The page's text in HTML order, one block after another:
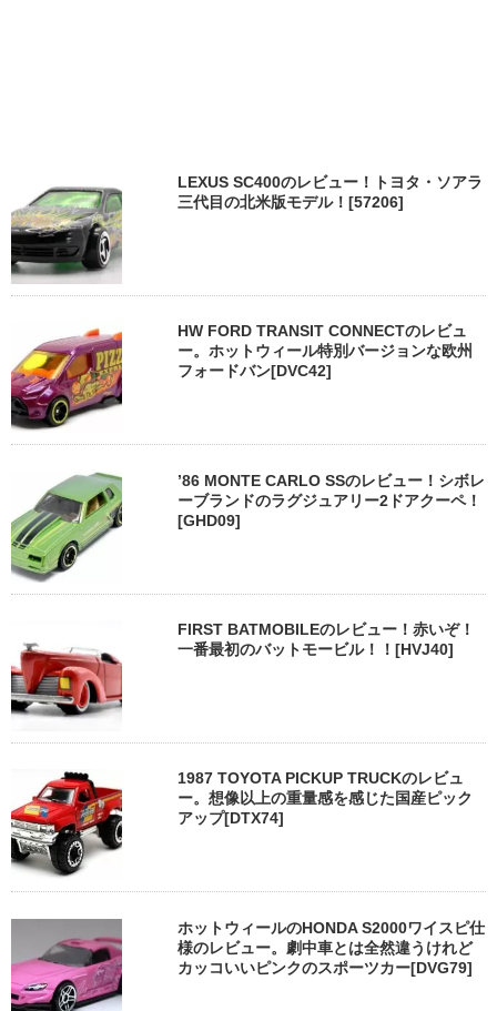
LEXUS SC400のレビュー！トヨタ・ソアラ
三代目の北米版モデル！[57206]
HW FORD TRANSIT CONNECTのレビュ
ー。ホットウィール特別バージョンな欧州
フォードバン[DVC42]
’86 MONTE CARLO SSのレビュー！シボレ
ーブランドのラグジュアリー2ドアクーペ！
[GHD09]
FIRST BATMOBILEのレビュー！赤いぞ！
一番最初のバットモービル！！[HVJ40]
1987 TOYOTA PICKUP TRUCKのレビュ
ー。想像以上の重量感を感じた国産ピック
アップ[DTX74]
ホットウィールのHONDA S2000ワイスピ仕
様のレビュー。劇中車とは全然違うけれど
カッコいいピンクのスポーツカー[DVG79]